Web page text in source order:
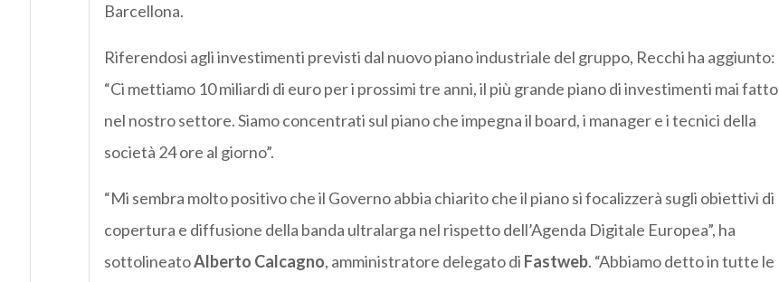
Barcellona.
Riferendosi agli investimenti previsti dal nuovo piano industriale del gruppo, Recchi ha aggiunto:
“Ci mettiamo 10 miliardi di euro per i prossimi tre anni, il più grande piano di investimenti mai fatto
nel nostro settore. Siamo concentrati sul piano che impegna il board, i manager e i tecnici della
società 24 ore al giorno”.
“Mi sembra molto positivo che il Governo abbia chiarito che il piano si focalizzerà sugli obiettivi di
copertura e diffusione della banda ultralarga nel rispetto dell’Agenda Digitale Europea”, ha
sottolineatoAlberto Calcagno, amministratore delegato di Fastweb. “Abbiamo detto in tutte le